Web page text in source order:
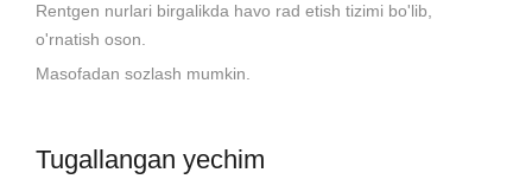
Rentgen nurlari birgalikda havo rad etish tizimi bo'lib,
o'rnatish oson.
Masofadan sozlash mumkin.
Tugallangan yechim